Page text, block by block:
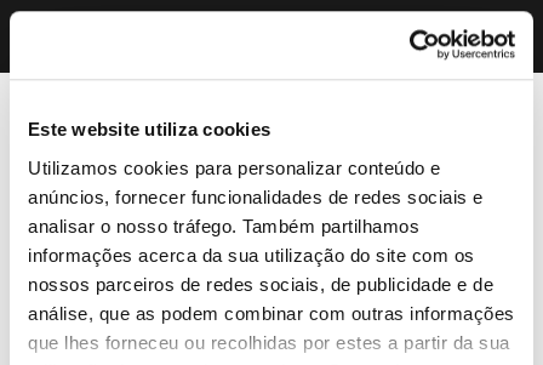
Este website utiliza cookies
Utilizamos cookies para personalizar conteúdo e
anúncios, fornecer funcionalidades de redes sociais e
analisar o nosso tráfego. Também partilhamos
informações acerca da sua utilização do site com os
nossos parceiros de redes sociais, de publicidade e de
análise, que as podem combinar com outras informações
que lhes forneceu ou recolhidas por estes a partir da sua